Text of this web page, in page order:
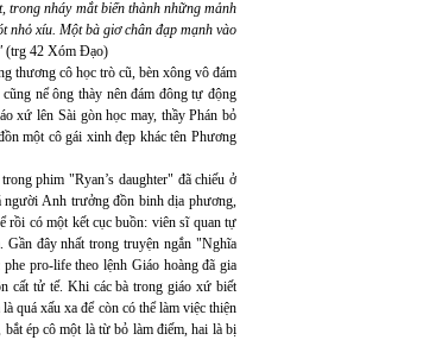
trong nháy mắt biến thành những mảnh
nhỏ xíu. Một bà giơ chân đạp mạnh vào
(trg 42 Xóm Đạo)
thương cô học trò cũ, bèn xông vô đám
nể ông thày nên đám đông tự động
xứ lên Sài gòn học may, thầy Phán bỏ
một cô gái xinh đẹp khác tên Phương
phim "Ryan’s daughter" đã chiếu ở
người Anh trưởng đồn binh dịa phương,
có một kết cục buồn: viên sĩ quan tự
đây nhất trong truyện ngắn "Nghĩa
pro-life theo lệnh Giáo hoàng đã gia
cất tử tế. Khi các bà trong giáo xứ biết
quá xấu xa để còn có thể làm việc thiện
ép cô một là từ bỏ làm điếm, hai là bị